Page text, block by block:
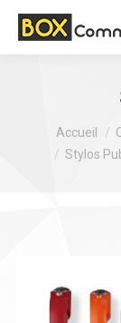
Vous êtes ici :
Accueil
Stylos